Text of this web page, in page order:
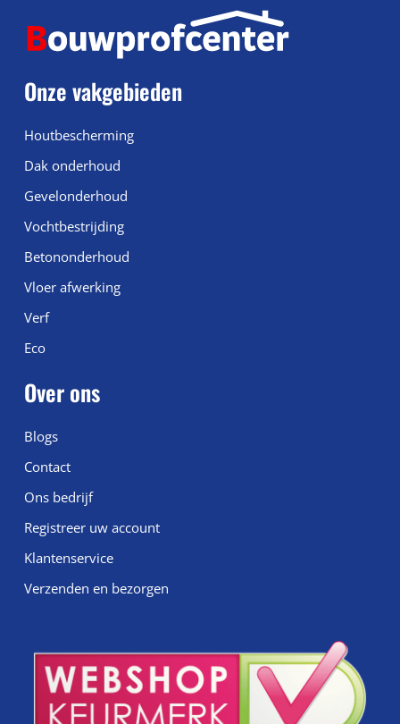
Onze vakgebieden
Houtbescherming
Dak onderhoud
Gevelonderhoud
Vochtbestrijding
Betononderhoud
Vloer afwerking
Verf
Eco
Over ons
Blogs
Contact
Ons bedrijf
Registreer uw account
Klantenservice
Verzenden en bezorgen